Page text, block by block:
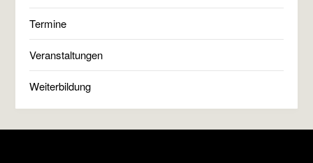
Termine
Veranstaltungen
Weiterbildung